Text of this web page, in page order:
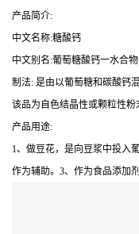
产品简介:
中文名称:糖酸钙
中文别名:葡萄糖酸钙一水合
制法: 是由以葡萄糖和碳酸钙
该品为自色结晶性或颗粒性粉
产品用途:
1、做豆花，是向豆浆中投入
作为辅助。3、作为食品添加